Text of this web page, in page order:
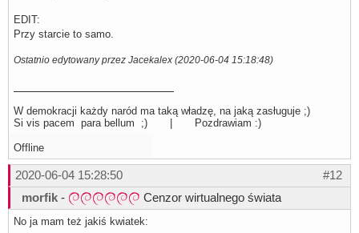
[11045.981962]  ? __do_sys_finit_module+0xd7/0xf0
[11045.981965]  do_syscall_64+0x94/0x220
[11045.981968] RIP: 0033:0x7f332893d509
[11045.981969] Code: 00 c3 66 2e 0f 1f 84 00 00 00
[11045.981970] RSP: 002b:00007ffd8dcda638 EFLAGS:
[11045.981970] RAX: ffffffffffffffda RBX:
[11045.981972] R10: 0000000000000003 R11:
[11045.981972] R13: 0000000000000000 R14:
[11045.997080] Freezing user space processes ...
[11045.999466] OOM killer disabled.
[11045.999494] [p_lkrg] 4/23 UMH paths were
[11046.011798] [p_lkrg] [ED] ERROR: Can't find
EDIT:
Przy starcie to samo.
Ostatnio edytowany przez Jacekalex (2020-06-04 15:18:48)
W demokracji każdy naród ma taką władzę, na jaką zasługuje ;)
Si vis pacem para bellum ;) | Pozdrawiam :)
Offline
#12
2020-06-04 15:28:50
morfik - Cenzor wirtualnego świata
No ja mam też jakiś kwiatek: